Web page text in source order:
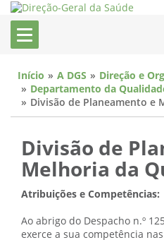
Início A DGS
Direção e
Departamento da
Divisão de Planeamento e
Divisão de
Melhoria da
Atribuições e Competências:
Ao abrigo do Despacho n.º
exerce a sua competência